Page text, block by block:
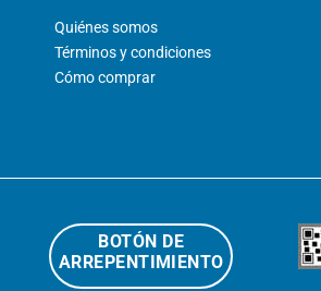
Quiénes somos
Términos y condiciones
Cómo comprar
BOTÓN DE
ARREPENTIMIENTO